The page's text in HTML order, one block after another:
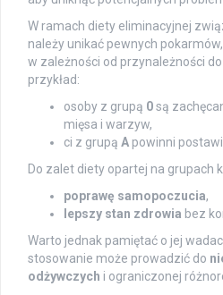
W ramach diety eliminacyjnej
należy unikać pewnych
w zależności od przynależności
przykład:
osoby z grupą 0są
mięsa i warzyw,
ci z grupą A powinni
Do zalet diety opartej na grupach
poprawę samopoczucia,
lepszy stan zdrowia bez
Warto jednak pamiętać o jej
stosowanie może prowadzić do
odżywczych i ograniczonej